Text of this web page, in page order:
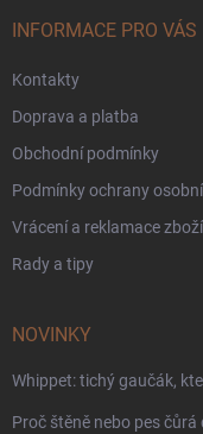
INFORMACE PRO VÁS
Kontakty
Doprava a platba
Obchodní podmínky
Podmínky ochrany
Vrácení a reklamace zboží
Rady a tipy
NOVINKY
Whippet: tichý gaučák,
Proč štěně nebo pes